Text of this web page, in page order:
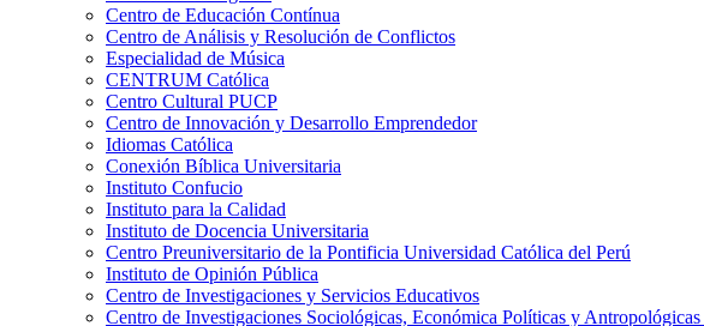
Centro de Educación Contínua
Centro de Análisis y Resolución de Conflictos
Especialidad de Música
CENTRUM Católica
Centro Cultural PUCP
Centro de Innovación y Desarrollo Emprendedor
Idiomas Católica
Conexión Bíblica Universitaria
Instituto Confucio
Instituto para la Calidad
Instituto de Docencia Universitaria
Centro Preuniversitario de la Pontificia Universidad Católica del Perú
Instituto de Opinión Pública
Centro de Investigaciones y Servicios Educativos
Centro de Investigaciones Sociológicas, Económica Políticas y